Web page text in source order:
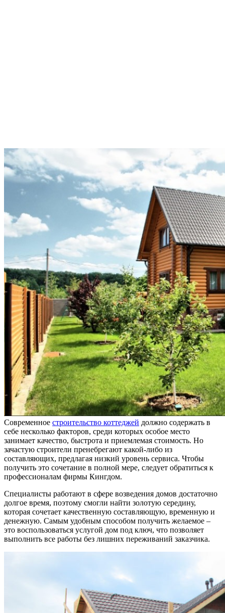
Современное строительство коттеджей должно содержать в
себе несколько факторов, среди которых особое место
занимает качество, быстрота и приемлемая стоимость. Но
зачастую строители пренебрегают какой-либо из
составляющих, предлагая низкий уровень сервиса. Чтобы
получить это сочетание в полной мере, следует обратиться к
профессионалам фирмы Кингдом.
Специалисты работают в сфере возведения домов достаточно
долгое время, поэтому смогли найти золотую середину,
которая сочетает качественную составляющую, временную и
денежную. Самым удобным способом получить желаемое –
это воспользоваться услугой дом под ключ, что позволяет
выполнить все работы без лишних переживаний заказчика.